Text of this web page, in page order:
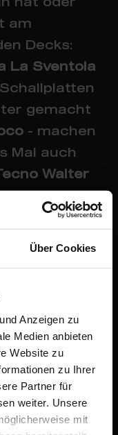
Über Cookies
Anzeigen zu
Medien anbieten
Website zu
zu Ihrer
Partner für
weiter. Unsere
mit
am
Decks:
La Sventola
gemacht
- machen
Mal auch
Walter